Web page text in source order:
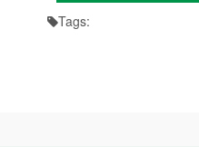
Tags: